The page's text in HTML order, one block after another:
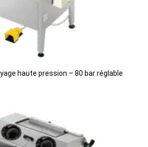
haute pression – 80 bar réglable